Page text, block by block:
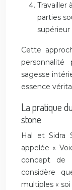
Travailler
parties
supérieur
Cette
sagesse
essence
La pratique
stone
Hal et Sidra
appelée «
concept de
considère
multiples «